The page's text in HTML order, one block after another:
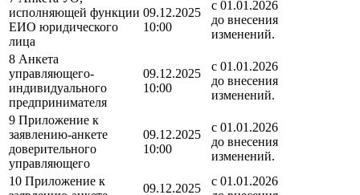
исполняющей функции
ЕИО юридического
лица
09.12.2025
10:00
с 01.01.2026
до внесения
изменений.
8 Анкета
управляющего-
индивидуального
предпринимателя
09.12.2025
10:00
с 01.01.2026
до внесения
изменений.
9 Приложение к
заявлению-анкете
доверительного
управляющего
09.12.2025
10:00
с 01.01.2026
до внесения
изменений.
10 Приложение к
09.12.2025
с 01.01.2026